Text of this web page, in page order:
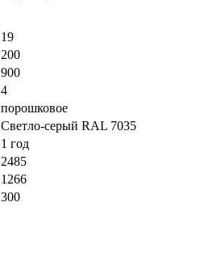
19
200
900
4
порошковое
Светло-серый RAL 7035
1 год
2485
1266
300